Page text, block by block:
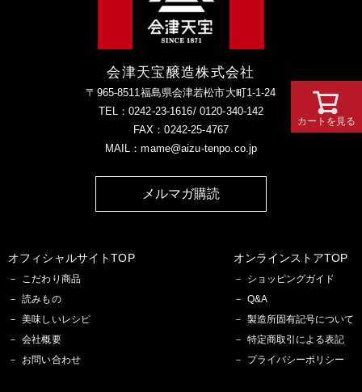
会津天宝醸造株式会社
〒965-8511福島県会津若松市大町1-1-24
TEL：0242-23-1616/ 0120-340-142
FAX：0242-25-4767
MAIL：mame@aizu-tenpo.co.jp
メルマガ購読
オフィシャルサイトTOP
こだわり商品
読みもの
美味しいレシピ
会社概要
お問い合わせ
オンラインストアTOP
ショッピングガイド
Q&A
製造所固有記号について
特定商取引による表記
プライバシーポリシー
カートを見る